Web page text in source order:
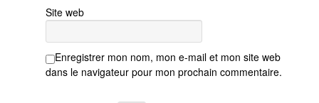
Site web
Enregistrer mon nom, mon e-mail et mon site web
dans le navigateur pour mon prochain commentaire.